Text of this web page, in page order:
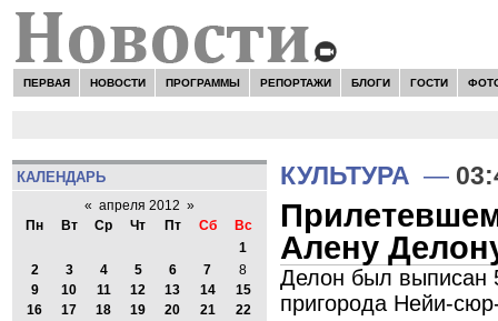
ПЕРВАЯ НОВОСТИ ПРОГРАММЫ РЕПОРТАЖИ БЛОГИ ГОСТИ
КАЛЕНДАРЬ
« апреля 2012 »
Пн
Вт Ср Чт Пт Сб
Вс
1
2
3 4 5 6 7
8
9
10 11 12 13 14
15
16
17 18 19 20 21
22
КУЛЬТУРА —
Алену
Делон был выписан
пригорода Нейи-